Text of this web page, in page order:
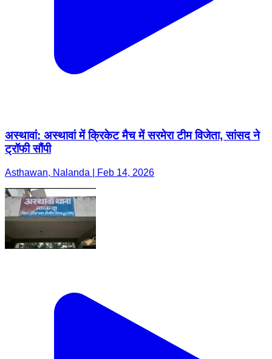
अस्थावां: अस्थावां में क्रिकेट मैच में सरमेरा टीम विजेता, सांसद ने
ट्रॉफी सौंपी
Asthawan, Nalanda | Feb 14, 2026